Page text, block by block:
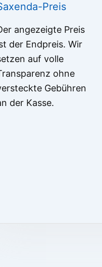
Preis
angezeigte Preis
der Endpreis. Wir
auf volle
ohne
Gebühren
der Kasse.